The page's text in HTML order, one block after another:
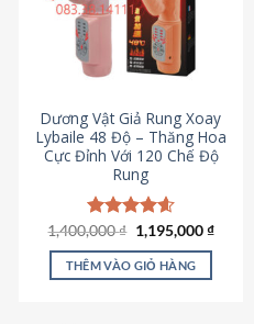
Dương Vật Giả Rung Xoay
Lybaile 48 Độ – Thăng Hoa
Cực Đỉnh Với 120 Chế Độ
Rung
Được xếp
hạng4.62
5 sao
1,400,000₫ Giá
gốc
là:
1,400,000 ₫.
1,195,000₫Giá
THÊM VÀO GIỎ HÀNG